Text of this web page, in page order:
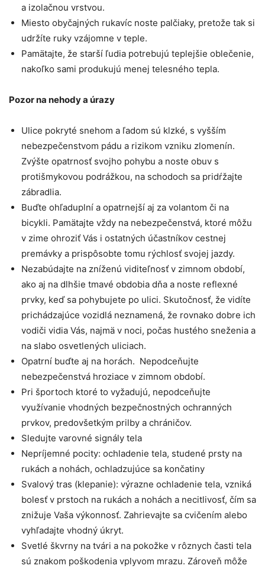
a izolačnou vrstvou.
Miesto obyčajných rukavíc noste palčiaky, pretože tak si
udržíte ruky vzájomne v teple.
Pamätajte, že starší ľudia potrebujú teplejšie oblečenie,
nakoľko sami produkujú menej telesného tepla.
Pozor na nehody a úrazy
Ulice pokryté snehom a ľadom sú klzké, s vyšším
nebezpečenstvom pádu a rizikom vzniku zlomenín.
Zvýšte opatrnosť svojho pohybu a noste obuv s
protišmykovou podrážkou, na schodoch sa pridŕžajte
zábradlia.
Buďte ohľaduplní a opatrnejší aj za volantom či na
bicykli. Pamätajte vždy na nebezpečenstvá, ktoré môžu
v zime ohroziť Vás i ostatných účastníkov cestnej
premávky a prispôsobte tomu rýchlosť svojej jazdy.
Nezabúdajte na zníženú viditeľnosť v zimnom období,
ako aj na dlhšie tmavé obdobia dňa a noste reflexné
prvky, keď sa pohybujete po ulici. Skutočnosť, že vidíte
prichádzajúce vozidlá neznamená, že rovnako dobre ich
vodiči vidia Vás, najmä v noci, počas hustého sneženia a
na slabo osvetlených uliciach.
Opatrní buďte aj na horách. Nepodceňujte
nebezpečenstvá hroziace v zimnom období.
Pri športoch ktoré to vyžadujú, nepodceňujte
využívanie vhodných bezpečnostných ochranných
prvkov, predovšetkým prilby a chráničov.
Sledujte varovné signály tela
Nepríjemné pocity: ochladenie tela, studené prsty na
rukách a nohách, ochladzujúce sa končatiny
Svalový tras (klepanie): výrazne ochladenie tela, vzniká
bolesť v prstoch na rukách a nohách a necitlivosť, čím sa
znižuje Vaša výkonnosť. Zahrievajte sa cvičením alebo
vyhľadajte vhodný úkryt.
Svetlé škvrny na tvári a na pokožke v rôznych časti tela
sú znakom poškodenia vplyvom mrazu. Zároveň môže